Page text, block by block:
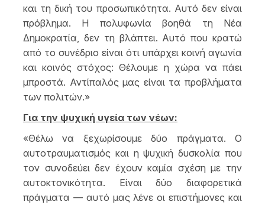
και τη δική του προσωπικότητα. Αυτό δεν είναι
πρόβλημα. Η πολυφωνία βοηθά τη Νέα
Δημοκρατία, δεν τη βλάπτει. Αυτό που κρατώ
από το συνέδριο είναι ότι υπάρχει κοινή αγωνία
και κοινός στόχος: Θέλουμε η χώρα να πάει
μπροστά. Αντίπαλός μας είναι τα προβλήματα
των πολιτών.»
Για την ψυχική υγεία των νέων:
«Θέλω να ξεχωρίσουμε δύο πράγματα. Ο
αυτοτραυματισμός και η ψυχική δυσκολία που
τον συνοδεύει δεν έχουν καμία σχέση με την
αυτοκτονικότητα. Είναι δύο διαφορετικά
πράγματα — αυτό μας λένε οι επιστήμονες και